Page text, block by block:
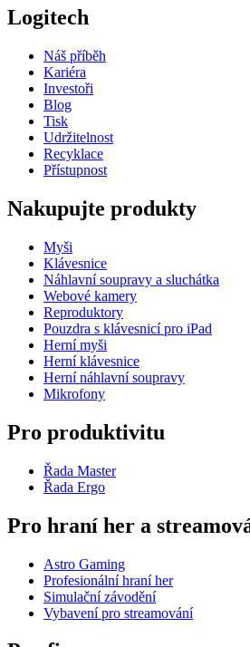
Logitech
Náš příběh
Kariéra
Investoři
Blog
Tisk
Udržitelnost
Recyklace
Přístupnost
Nakupujte produkty
Myši
Klávesnice
Náhlavní soupravy a sluchátka
Webové kamery
Reproduktory
Pouzdra s klávesnicí pro iPad
Herní myši
Herní klávesnice
Herní náhlavní soupravy
Mikrofony
Pro produktivitu
Řada Master
Řada Ergo
Pro hraní her a
Astro Gaming
Profesionální hraní her
Simulační závodění
Vybavení pro streamování